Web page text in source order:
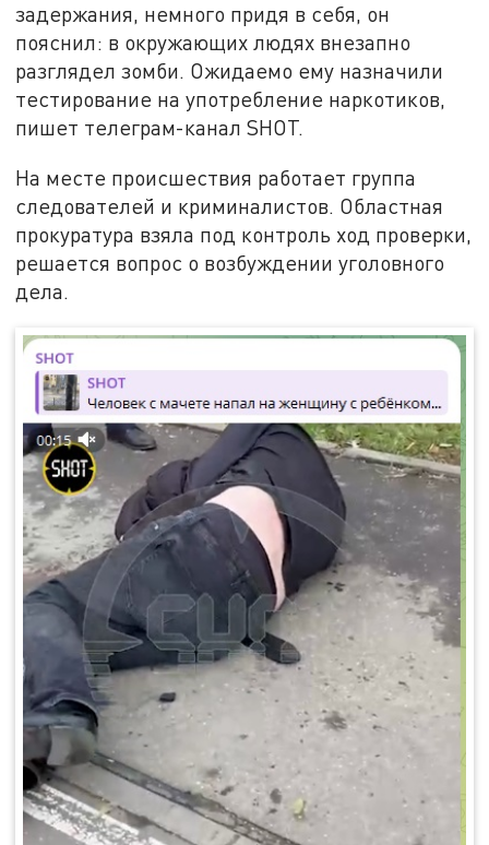
задержания, немного придя в себя, он
пояснил: в окружающих людях внезапно
разглядел зомби. Ожидаемо ему назначили
тестирование на употребление наркотиков,
пишет телеграм-канал SHOT.
На месте происшествия работает группа
следователей и криминалистов. Областная
прокуратура взяла под контроль ход проверки,
решается вопрос о возбуждении уголовного
дела.